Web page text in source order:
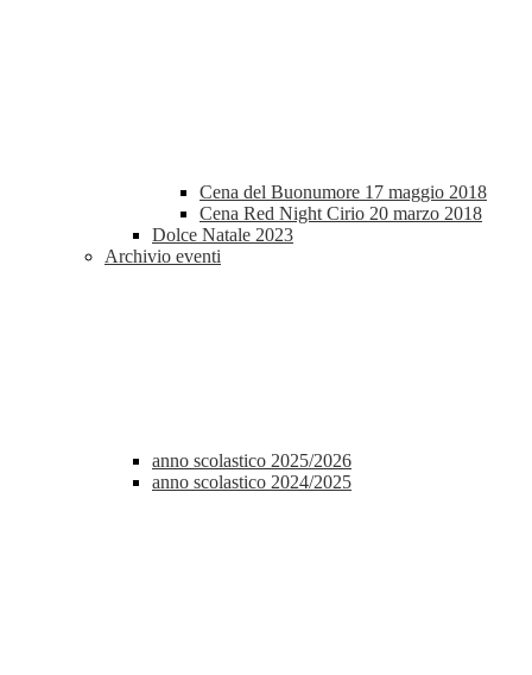
Cena del Buonumore 17 maggio 2018
Cena Red Night Cirio 20 marzo 2018
Dolce Natale 2023
Archivio eventi
anno scolastico 2025/2026
anno scolastico 2024/2025